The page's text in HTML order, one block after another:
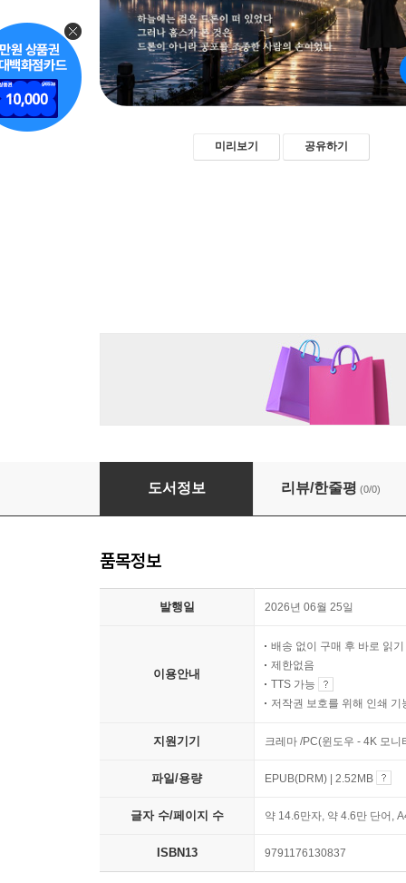
미리보기 공유하기
셜록 홈스와 검은 드론
도서정보 리뷰/한줄평 (0/0)
품목정보
발행일 2026년 06월 25일
이용안내
배송 없이 구매 후 바로 읽기
제한없음
TTS 가능
저작권 보호를 위해 인쇄 기
지원기기 크레마 /PC(윈도우 - 4K 모
파일/용량 EPUB(DRM) | 2.52MB
글자 수/페이지 수 약 14.6만자, 약 4.6만 단어,
ISBN13 9791176130837